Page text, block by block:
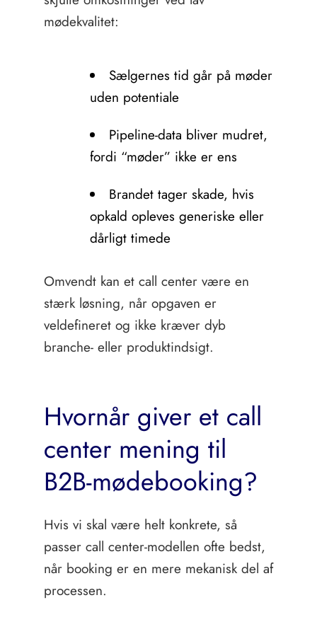
mødekvalitet:
Sælgernes tid går på møder
uden potentiale
Pipeline-data bliver mudret,
fordi “møder” ikke er ens
Brandet tager skade, hvis
opkald opleves generiske eller
dårligt timede
Omvendt kan et call center være en
stærk løsning, når opgaven er
veldefineret og ikke kræver dyb
branche- eller produktindsigt.
Hvornår giver et call
center mening til
B2B-mødebooking?
Hvis vi skal være helt konkrete, så
passer call center-modellen ofte bedst,
når booking er en mere mekanisk del af
processen.